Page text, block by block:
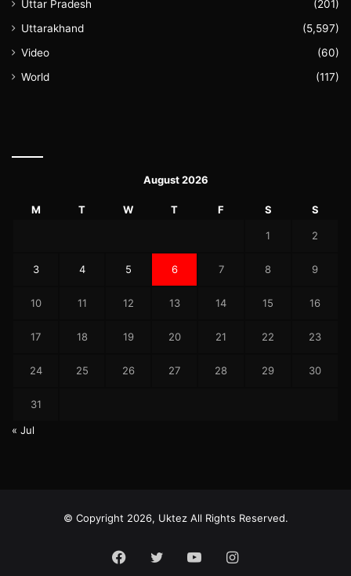
Uttar Pradesh
(201)
Uttarakhand
(5,597)
Video
(60)
World
(117)
August 2026
M T W T F S S
1 2
3 4 5 6 7 8 9
10 11 12 13 14 15 16
17 18 19 20 21 22 23
24 25 26 27 28 29 30
31
« Jul
© Copyright 2026, Uktez All Rights Reserved.
Facebook
Twitter YouTubeInstagram